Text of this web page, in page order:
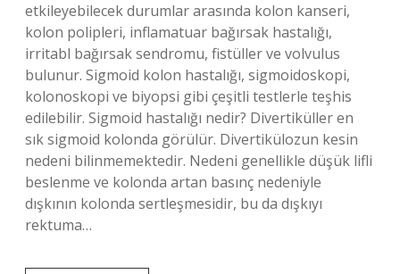
etkileyebilecek durumlar arasında kolon kanseri,
kolon polipleri, inflamatuar bağırsak hastalığı,
irritabl bağırsak sendromu, fistüller ve volvulus
bulunur. Sigmoid kolon hastalığı, sigmoidoskopi,
kolonoskopi ve biyopsi gibi çeşitli testlerle teşhis
edilebilir. Sigmoid hastalığı nedir? Divertiküller en
sık sigmoid kolonda görülür. Divertikülozun kesin
nedeni bilinmemektedir. Nedeni genellikle düşük lifli
beslenme ve kolonda artan basınç nedeniyle
dışkının kolonda sertleşmesidir, bu da dışkıyı
rektuma…